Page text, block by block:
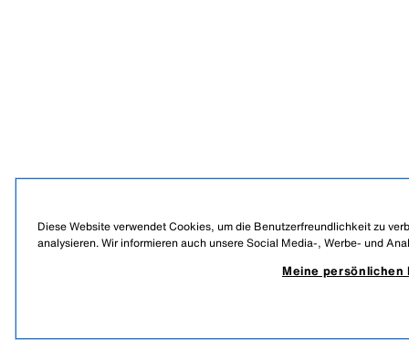
Diese Website verwendet Cookies, um die Benutzerfreundlichkeit zu
analysieren. Wir informieren auch unsere Social Media-, Werbe- und
Meine